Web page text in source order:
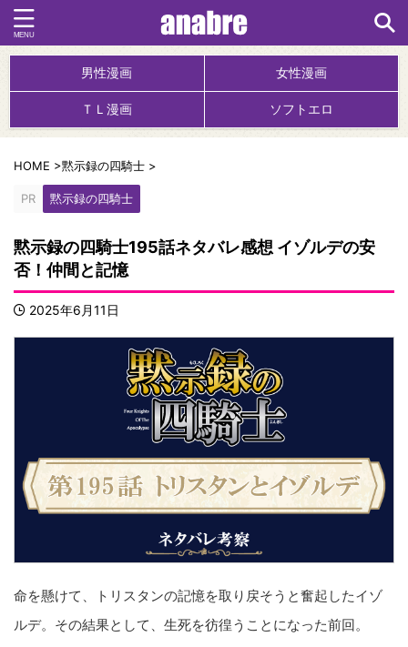
男性漫画 女性漫画
ＴＬ漫画 ソフトエロ
HOME >黙示録の四騎士 >
PR 黙示録の四騎士
黙示録の四騎士195話ネタバレ感想 イゾルデの安
否！仲間と記憶
2025年6月11日
命を懸けて、トリスタンの記憶を取り戻そうと奮起したイゾ
ルデ。その結果として、生死を彷徨うことになった前回。